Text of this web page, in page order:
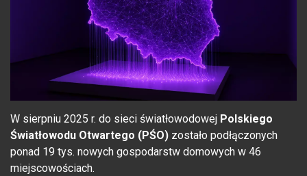
W sierpniu 2025 r. do sieci światłowodowej Polskiego
Światłowodu Otwartego (PŚO) zostało podłączonych
ponad 19 tys. nowych gospodarstw domowych w 46
miejscowościach.